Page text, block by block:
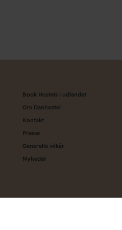
Book Hostels i udlandet
Om Danhostel
Kontakt
Presse
Generelle vilkår
Nyheder